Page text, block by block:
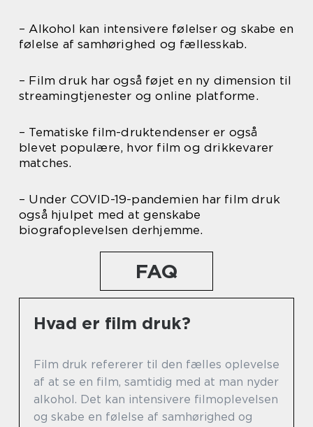
– Alkohol kan intensivere følelser og skabe en
følelse af samhørighed og fællesskab.
– Film druk har også føjet en ny dimension til
streamingtjenester og online platforme.
– Tematiske film-druktendenser er også
blevet populære, hvor film og drikkevarer
matches.
– Under COVID-19-pandemien har film druk
også hjulpet med at genskabe
biografoplevelsen derhjemme.
FAQ
Hvad er film druk?
Film druk refererer til den fælles oplevelse
af at se en film, samtidig med at man nyder
alkohol. Det kan intensivere filmoplevelsen
og skabe en følelse af samhørighed og